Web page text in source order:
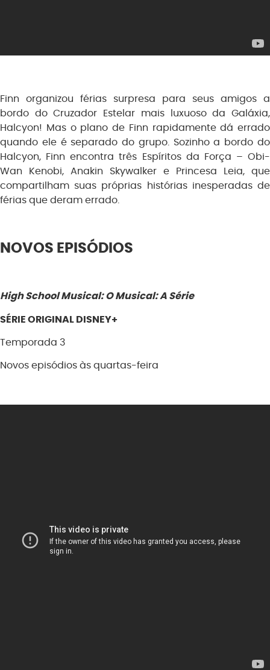
Finn organizou férias surpresa para seus amigos a
bordo do Cruzador Estelar mais luxuoso da Galáxia,
Halcyon! Mas o plano de Finn rapidamente dá errado
quando ele é separado do grupo. Sozinho a bordo do
Halcyon, Finn encontra três Espíritos da Força – Obi-
Wan Kenobi, Anakin Skywalker e Princesa Leia, que
compartilham suas próprias histórias inesperadas de
férias que deram errado.
NOVOS EPISÓDIOS
High School Musical: O Musical: A Série
SÉRIE ORIGINAL DISNEY+
Temporada 3
Novos episódios às quartas-feira